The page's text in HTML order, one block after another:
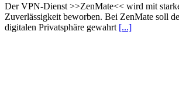
Der VPN-Dienst >>ZenMate<< wird mit
Zuverlässigkeit beworben. Bei ZenMate soll
digitalen Privatsphäre gewahrt [...]